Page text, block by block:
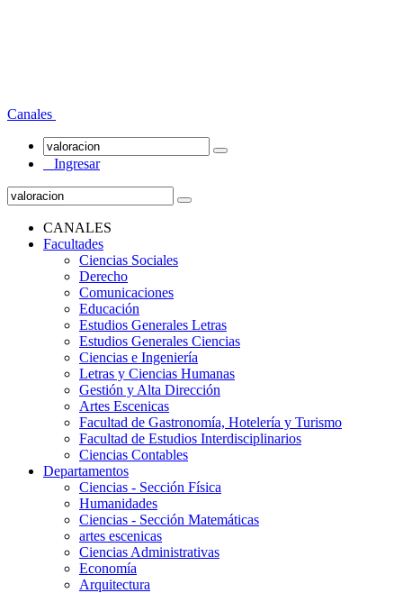
Canales
Ingresar
CANALES
Facultades
Ciencias Sociales
Derecho
Comunicaciones
Educación
Estudios Generales Letras
Estudios Generales Ciencias
Ciencias e Ingeniería
Letras y Ciencias Humanas
Gestión y Alta Dirección
Artes Escenicas
Facultad de Gastronomía, Hotelería y Turismo
Facultad de Estudios Interdisciplinarios
Ciencias Contables
Departamentos
Ciencias - Sección Física
Humanidades
Ciencias - Sección Matemáticas
artes escenicas
Ciencias Administrativas
Economía
Arquitectura